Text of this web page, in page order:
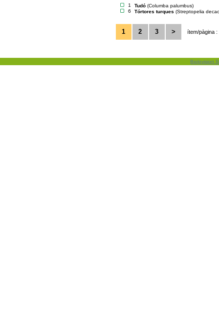
1
Tudó (Columba palumbus)
6
Tórtores turques (Streptopelia
1 2 3 > ítem/pàgina :
Biolovision